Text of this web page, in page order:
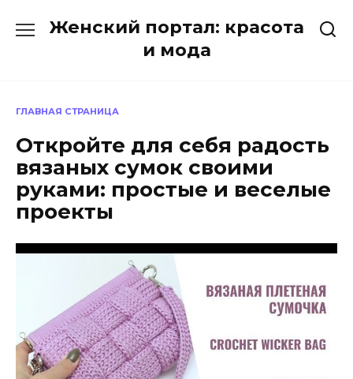
Женский портал: красота
и мода
ГЛАВНАЯ СТРАНИЦА
Откройте для себя радость
вязаных сумок своими
руками: простые и веселые
проекты